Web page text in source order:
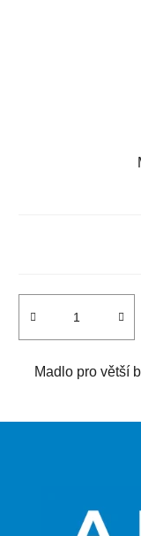
Madlo pro větší